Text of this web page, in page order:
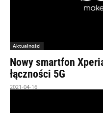
Aktualności
Nowy smartfon
łączności 5G
2021-04-16